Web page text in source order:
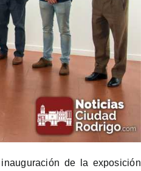
de la exposición